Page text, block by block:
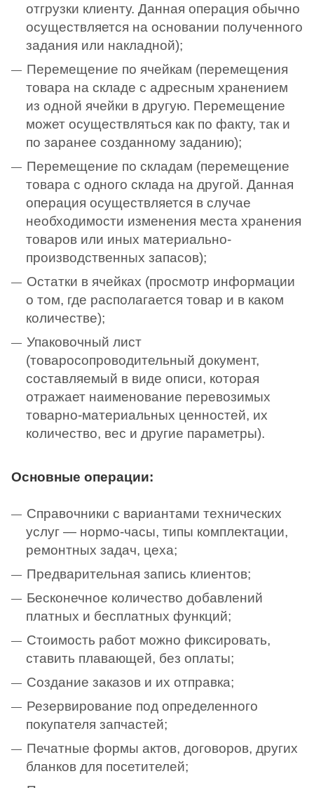
отгрузки клиенту. Данная операция обычно
осуществляется на основании полученного
задания или накладной);
Перемещение по ячейкам (перемещения
товара на складе с адресным хранением
из одной ячейки в другую. Перемещение
может осуществляться как по факту, так и
по заранее созданному заданию);
Перемещение по складам (перемещение
товара с одного склада на другой. Данная
операция осуществляется в случае
необходимости изменения места хранения
товаров или иных материально-
производственных запасов);
Остатки в ячейках (просмотр информации
о том, где располагается товар и в каком
количестве);
Упаковочный лист
(товаросопроводительный документ,
составляемый в виде описи, которая
отражает наименование перевозимых
товарно-материальных ценностей, их
количество, вес и другие параметры).
Основные операции:
Справочники с вариантами технических
услуг — нормо-часы, типы комплектации,
ремонтных задач, цеха;
Предварительная запись клиентов;
Бесконечное количество добавлений
платных и бесплатных функций;
Стоимость работ можно фиксировать,
ставить плавающей, без оплаты;
Создание заказов и их отправка;
Резервирование под определенного
покупателя запчастей;
Печатные формы актов, договоров, других
бланков для посетителей;